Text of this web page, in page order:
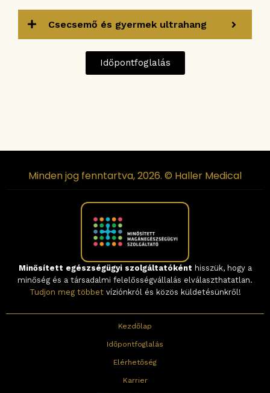
Csecsemő és gyermek ultrahang
Időpontfoglalás
Minden jog fenntartva, 2026. © Haller Medical
Minősített egészségügyi szolgáltatóként hisszük, hogy a
minőség és a társadalmi felelősségvállalás elválaszthatatlan.
Tudjon meg többetvíziónkról és közös küldetésünkről!
Kezdőlap
Időpontfoglalás
Elérhetőség
Karrier